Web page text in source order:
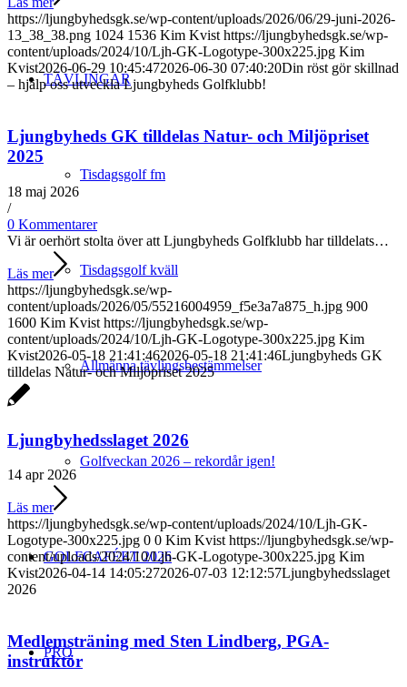
TÄVLINGAR
Tisdagsgolf fm
Tisdagsgolf kväll
Allmänna tävlingsbestämmelser
Golfveckan 2026 – rekordår igen!
GOLFCAFÉET 2026
PRO
https://ljungbyhedsgk.se/wp-content/uploads/2026/06/29-juni-2026-
13_38_38.png 1024 1536 Kim Kvist https://ljungbyhedsgk.se/wp-
content/uploads/2024/10/Ljh-GK-Logotype-300x225.jpg Kim
Kvist2026-06-29 10:45:472026-06-30 07:40:20Din röst gör skillnad
– hjälp oss utveckla Ljungbyheds Golfklubb!
Ljungbyheds GK tilldelas Natur- och Miljöpriset
2025
18 maj 2026
/
0 Kommentarer
Vi är oerhört stolta över att Ljungbyheds Golfklubb har tilldelats…
Läs mer
https://ljungbyhedsgk.se/wp-
content/uploads/2026/05/55216004959_f5e3a7a875_h.jpg 900
1600 Kim Kvist https://ljungbyhedsgk.se/wp-
content/uploads/2024/10/Ljh-GK-Logotype-300x225.jpg Kim
Kvist2026-05-18 21:41:462026-05-18 21:41:46Ljungbyheds GK
tilldelas Natur- och Miljöpriset 2025
Ljungbyhedsslaget 2026
14 apr 2026
Läs mer
https://ljungbyhedsgk.se/wp-content/uploads/2024/10/Ljh-GK-
Logotype-300x225.jpg 0 0 Kim Kvist https://ljungbyhedsgk.se/wp-
content/uploads/2024/10/Ljh-GK-Logotype-300x225.jpg Kim
Kvist2026-04-14 14:05:272026-07-03 12:12:57Ljungbyhedsslaget
2026
Medlemsträning med Sten Lindberg, PGA-
instruktör